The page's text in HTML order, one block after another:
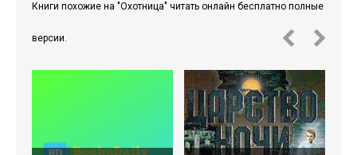
Книги похожие на "Охотница" читать онлайн бесплатно полные
версии.